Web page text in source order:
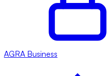
AGRA Business